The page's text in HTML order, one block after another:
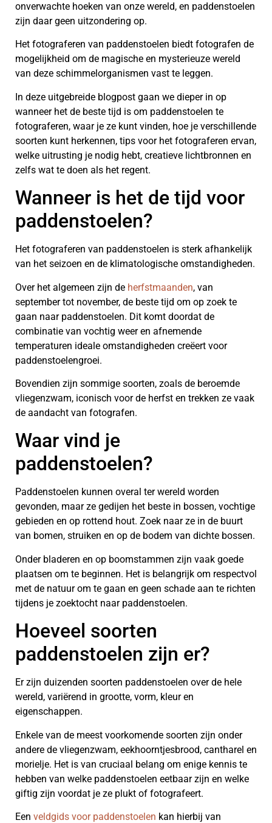
onverwachte hoeken van onze wereld, en paddenstoelen
zijn daar geen uitzondering op.
Het fotograferen van paddenstoelen biedt fotografen de
mogelijkheid om de magische en mysterieuze wereld
van deze schimmelorganismen vast te leggen.
In deze uitgebreide blogpost gaan we dieper in op
wanneer het de beste tijd is om paddenstoelen te
fotograferen, waar je ze kunt vinden, hoe je verschillende
soorten kunt herkennen, tips voor het fotograferen ervan,
welke uitrusting je nodig hebt, creatieve lichtbronnen en
zelfs wat te doen als het regent.
Wanneer is het de tijd voor
paddenstoelen?
Het fotograferen van paddenstoelen is sterk afhankelijk
van het seizoen en de klimatologische omstandigheden.
Over het algemeen zijn de herfstmaanden, van
september tot november, de beste tijd om op zoek te
gaan naar paddenstoelen. Dit komt doordat de
combinatie van vochtig weer en afnemende
temperaturen ideale omstandigheden creëert voor
paddenstoelengroei.
Bovendien zijn sommige soorten, zoals de beroemde
vliegenzwam, iconisch voor de herfst en trekken ze vaak
de aandacht van fotografen.
Waar vind je
paddenstoelen?
Paddenstoelen kunnen overal ter wereld worden
gevonden, maar ze gedijen het beste in bossen, vochtige
gebieden en op rottend hout. Zoek naar ze in de buurt
van bomen, struiken en op de bodem van dichte bossen.
Onder bladeren en op boomstammen zijn vaak goede
plaatsen om te beginnen. Het is belangrijk om respectvol
met de natuur om te gaan en geen schade aan te richten
tijdens je zoektocht naar paddenstoelen.
Hoeveel soorten
paddenstoelen zijn er?
Er zijn duizenden soorten paddenstoelen over de hele
wereld, variërend in grootte, vorm, kleur en
eigenschappen.
Enkele van de meest voorkomende soorten zijn onder
andere de vliegenzwam, eekhoorntjesbrood, cantharel en
morielje. Het is van cruciaal belang om enige kennis te
hebben van welke paddenstoelen eetbaar zijn en welke
giftig zijn voordat je ze plukt of fotografeert.
Een veldgids voor paddenstoelen kan hierbij van